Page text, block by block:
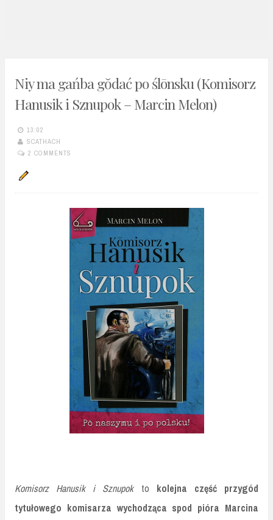
Niy ma gańba gŏdać po ślōnsku (Komisorz
Hanusik i Sznupok – Marcin Melon)
13:02
SCATHACH
2 COMMENTS
Komisorz Hanusik i Sznupok to kolejna część przygód
tytułowego komisarza wychodząca spod pióra Marcina